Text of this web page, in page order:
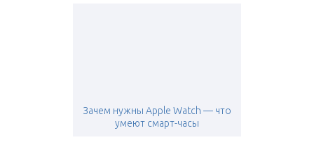
Зачем нужны Apple Watch — что
умеют смарт-часы